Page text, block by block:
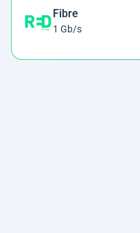
Fibre
1 Gb/s